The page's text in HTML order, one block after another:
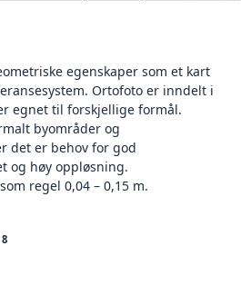
egenskaper som et kart
Ortofoto er inndelt i
egnet til forskjellige formål.
byområder og
det er behov for god
og høy oppløsning.
regel 0,04 – 0,15 m.
8